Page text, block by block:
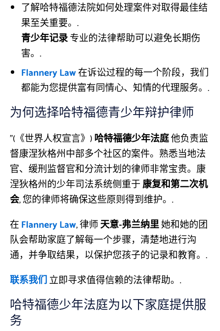
了解哈特福德法院如何处理案件对取得最佳结
果至关重要。.
青少年记录专业的法律帮助可以避免长期伤
害。.
Flannery Law在诉讼过程的每一个阶段，我们
都能为您提供富有同情心、知情的代理服务。.
为何选择哈特福德青少年辩护律师
"(《世界人权宣言》)哈特福德少年法庭他负责监
督康涅狄格州中部多个社区的案件。熟悉当地法
官、缓刑监督官和分流计划的律师非常宝贵。康
涅狄格州的少年司法系统侧重于康复和第二次机
会, 您的律师将确保这些原则得到维护。.
在Flannery Law, 律师天意-弗兰纳里她和她的团
队会帮助家庭了解每一个步骤，清楚地进行沟
通，并争取结果，以保护您孩子的记录和教育。.
联系我们立即寻求值得信赖的法律帮助。.
哈特福德少年法庭为以下家庭提供服
务